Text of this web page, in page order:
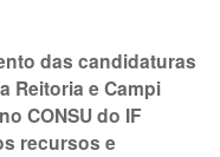
das candidaturas
Reitoria e Campi
CONSU do IF
recursos e